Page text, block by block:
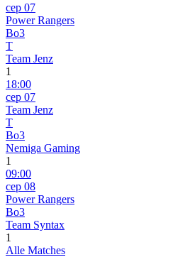
сер 07
Power Rangers
Bo3
T
Team Jenz
1
18:00
сер 07
Team Jenz
T
Bo3
Nemiga Gaming
1
09:00
сер 08
Power Rangers
Bo3
Team Syntax
1
Alle Matches